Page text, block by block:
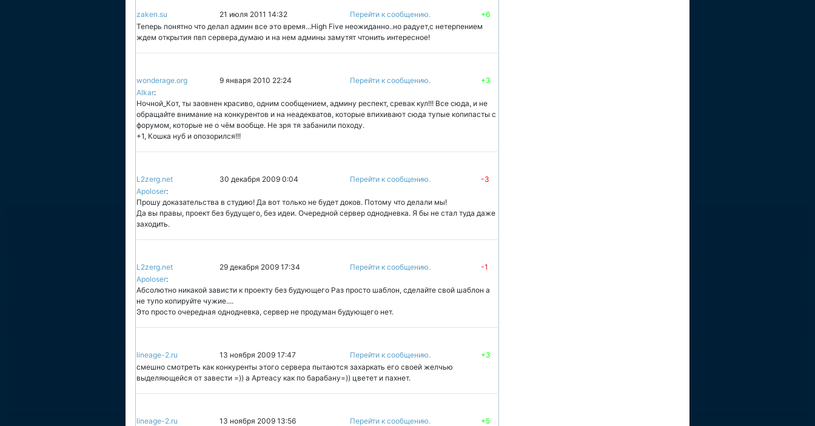
zaken.su 21 июля 2011 14:32 Перейти к сообщению.
+6
Теперь понятно что делал админ все это время...High Five неожиданно..но радует,с нетерпением
ждем открытия пвп сервера,думаю и на нем админы замутят чтонить интересное!
wonderage.org 9 января 2010 22:24 Перейти к сообщению.
+3
Alkar:
Ночной_Кот, ты заовнен красиво, одним сообщением, админу респект, сревак кул!!! Все сюда, и не
обращайте внимание на конкурентов и на неадекватов, которые впихивают сюда тупые копипасты с
форумом, которые не о чём вообще. Не зря тя забанили походу.
+1, Кошка нуб и опозорился!!!
L2zerg.net 30 декабря 2009 0:04 Перейти к сообщению.
-3
Apoloser:
Прошу доказательства в студию! Да вот только не будет доков. Потому что делали мы!
Да вы правы, проект без будущего, без идеи. Очередной сервер однодневка. Я бы не стал туда даже
заходить.
L2zerg.net 29 декабря 2009 17:34 Перейти к сообщению.
-1
Apoloser:
Абсолютно никакой зависти к проекту без будующего Раз просто шаблон, сделайте свой шаблон а
не тупо копируйте чужие....
Это просто очередная однодневка, сервер не продуман будующего нет.
lineage-2.ru 13 ноября 2009 17:47 Перейти к сообщению.
+3
смешно смотреть как конкуренты этого сервера пытаются захаркать его своей желчью
выделяющейся от завести =)) а Артеасу как по барабану=)) цветет и пахнет.
lineage-2.ru 13 ноября 2009 13:56 Перейти к сообщению.
+5